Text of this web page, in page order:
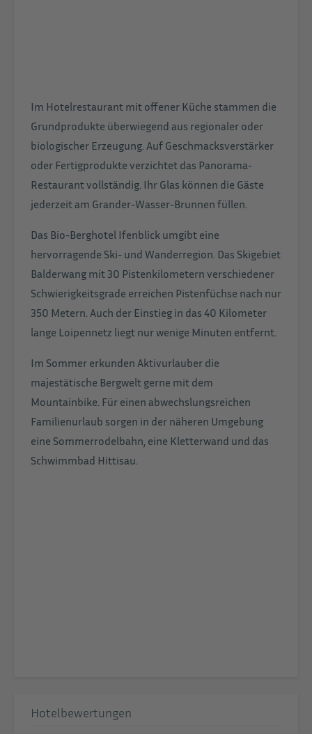
Im Hotelrestaurant mit offener Küche stammen die
Grundprodukte überwiegend aus regionaler oder
biologischer Erzeugung. Auf Geschmacksverstärker
oder Fertigprodukte verzichtet das Panorama-
Restaurant vollständig. Ihr Glas können die Gäste
jederzeit am Grander-Wasser-Brunnen füllen.
Das Bio-Berghotel Ifenblick umgibt eine
hervorragende Ski- und Wanderregion. Das Skigebiet
Balderwang mit 30 Pistenkilometern verschiedener
Schwierigkeitsgrade erreichen Pistenfüchse nach nur
350 Metern. Auch der Einstieg in das 40 Kilometer
lange Loipennetz liegt nur wenige Minuten entfernt.
Im Sommer erkunden Aktivurlauber die
majestätische Bergwelt gerne mit dem
Mountainbike. Für einen abwechslungsreichen
Familienurlaub sorgen in der näheren Umgebung
eine Sommerrodelbahn, eine Kletterwand und das
Schwimmbad Hittisau.
Hotelbewertungen